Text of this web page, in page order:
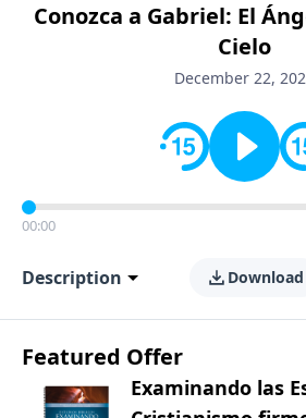
Conozca a Gabriel: El
Cielo
December 22,
00:00
Description Download
Featured Offer
Examinando las